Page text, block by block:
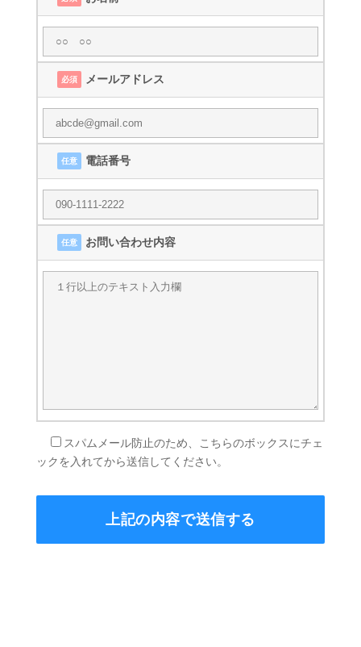
必須 メールアドレス
任意 電話番号
任意 お問い合わせ内容
スパムメール防止のため、こちらのボックスにチェ
ックを入れてから送信してください。